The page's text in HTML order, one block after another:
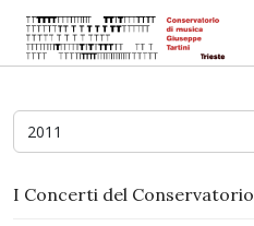
Anno
I Concerti del Conservatorio